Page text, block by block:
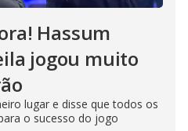
Hassum
jogou muito
lugar e disse que todos os
o sucesso do jogo